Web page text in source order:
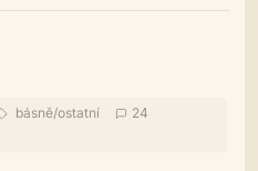
básně/ostatní
24